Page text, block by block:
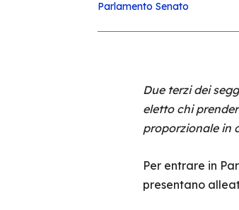
Parlamento Senato
Due terzi dei
eletto chi
proporzionale in
Per entrare in
presentano